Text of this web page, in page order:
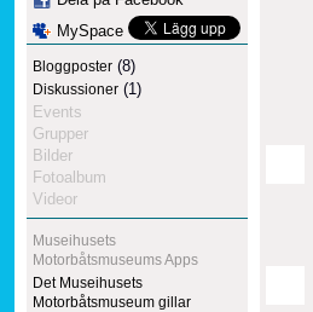
MySpace
Bloggposter (8)
Diskussioner (1)
Events
Grupper
Bilder
Fotoalbum
Videor
Museihusets
Motorbåtsmuseums Apps
Det Museihusets
Motorbåtsmuseum gillar